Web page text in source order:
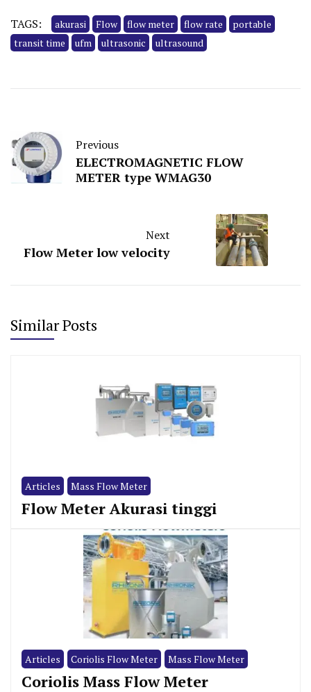
TAGS: akurasi Flow flow meter flow rate
portable
transit time
ufm ultrasonic ultrasound
Previous
ELECTROMAGNETIC FLOW
METER type WMAG30
Next
Flow Meter low velocity
Similar Posts
Articles Mass Flow Meter
Flow Meter Akurasi tinggi
Articles Coriolis Flow Meter Mass Flow Meter
Coriolis Mass Flow Meter